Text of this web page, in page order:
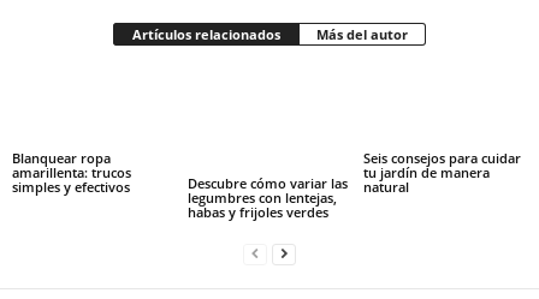
Artículos relacionados Más del autor
Blanquear ropa
amarillenta: trucos
simples y efectivos
Descubre cómo variar las
legumbres con lentejas,
habas y frijoles verdes
Seis consejos para cuidar
tu jardín de manera
natural